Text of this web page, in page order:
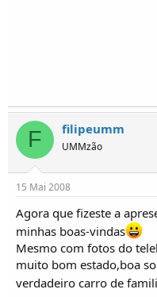
F filipeumm
UMMzão
15 Mai 2008
Agora que fizeste a
minhas boas-vindas
Mesmo com fotos do
muito bom estado,boa
verdadeiro carro de